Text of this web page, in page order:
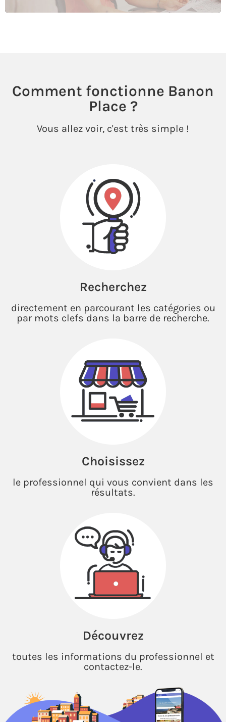
Comment fonctionne Banon
Place ?
Vous allez voir, c'est très simple !
Recherchez
directement en parcourant les catégories ou
par mots clefs dans la barre de recherche.
Choisissez
le professionnel qui vous convient dans les
résultats.
Découvrez
toutes les informations du professionnel et
contactez-le.